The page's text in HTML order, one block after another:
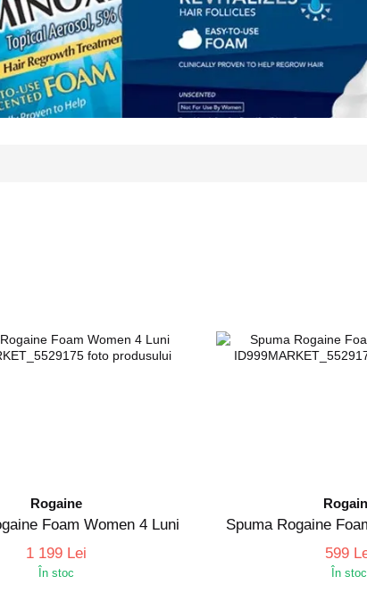
Rogaine
Foam Women 4 Luni
1 199 Lei
În stoc
Spuma Rogaine
599
În stoc